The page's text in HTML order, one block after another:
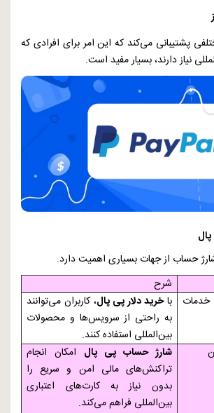
پشتیبانی می‌کند که این امر برای افرادی که
نیاز دارند، بسیار مفید است.
حساب از جهات بسیاری اهمیت دارد.
شرح
باخرید دلار پی پال، کاربران می‌توانند
به راحتی از سرویس‌ها و محصولات
بین‌المللی استفاده کنند.
شارژ حساب پی پال امکان انجام
تراکنش‌های مالی امن و سریع را
بدون نیاز به کارت‌های اعتباری
بین‌المللی فراهم می‌کند.